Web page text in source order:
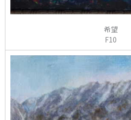
希望
F10